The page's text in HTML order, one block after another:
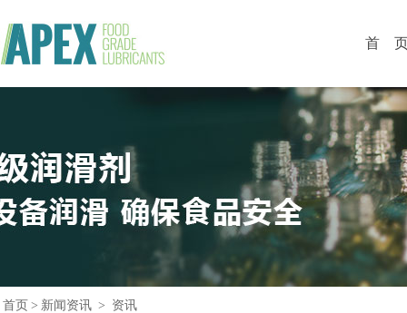
首
首页 > 新闻资讯 > 资讯